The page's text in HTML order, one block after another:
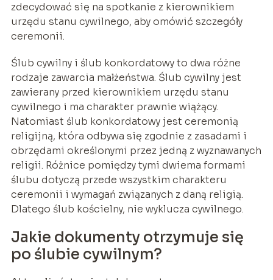
zdecydować się na spotkanie z kierownikiem
urzędu stanu cywilnego, aby omówić szczegóły
ceremonii.
Ślub cywilny i ślub konkordatowy to dwa różne
rodzaje zawarcia małżeństwa. Ślub cywilny jest
zawierany przed kierownikiem urzędu stanu
cywilnego i ma charakter prawnie wiążący.
Natomiast ślub konkordatowy jest ceremonią
religijną, która odbywa się zgodnie z zasadami i
obrzędami określonymi przez jedną z wyznawanych
religii. Różnice pomiędzy tymi dwiema formami
ślubu dotyczą przede wszystkim charakteru
ceremonii i wymagań związanych z daną religią.
Dlatego ślub kościelny, nie wyklucza cywilnego.
Jakie dokumenty otrzymuje się
po ślubie cywilnym?